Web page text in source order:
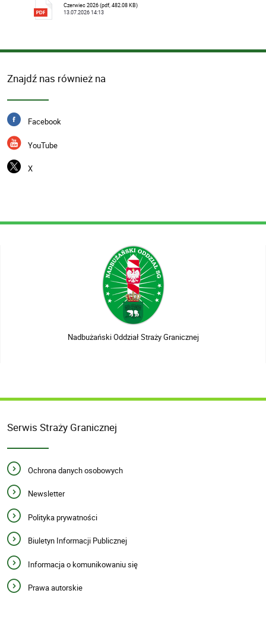
Czerwiec 2026 (pdf, 482.08 KB)
13.07.2026 14:13
Znajdź nas również na
Facebook
YouTube
X
Nadbużański Oddział Straży Granicznej
Serwis Straży Granicznej
Ochrona danych osobowych
Newsletter
Polityka prywatności
Biuletyn Informacji Publicznej
Informacja o komunikowaniu się
Prawa autorskie